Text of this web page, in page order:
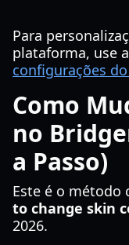
Para
plataforma, use a
configurações
Como
no
a Passo)
Este é o método
to change skin
2026.